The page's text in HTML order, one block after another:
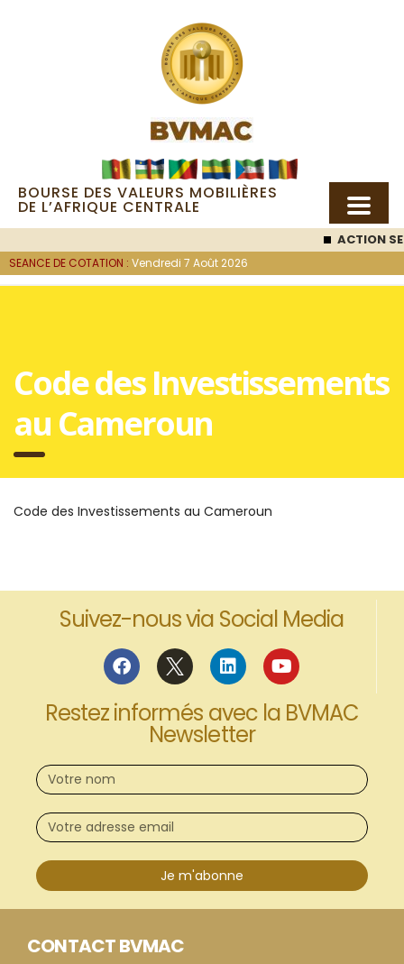
BOURSE DES VALEURS MOBILIÈRES
DE L’AFRIQUE CENTRALE
ACTION
SEANCE DE COTATION : Vendredi 7 Août 2026
Code des Investissements
au Cameroun
Code des Investissements au Cameroun
Suivez-nous via Social Media
Restez informés avec la BVMAC
Newsletter
Je m'abonne
CONTACT BVMAC